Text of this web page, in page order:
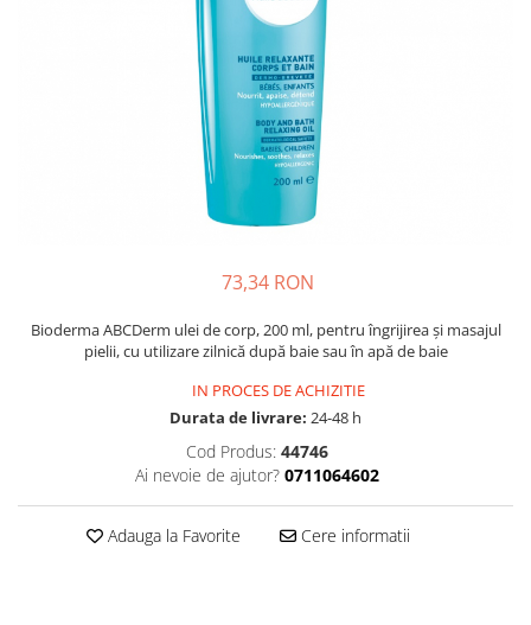
Probiotice si prebiotice
Supliment Calciu
Supliment Complexe
Supliment Vitamina B
Supliment Vitamina D3
Balsam masca si tratament
Produse cu SPF Pentru Fata
73,34 RON
Bioderma ABCDerm ulei de corp, 200 ml, pentru îngrijirea și masajul
pielii, cu utilizare zilnică după baie sau în apă de baie
IN PROCES DE ACHIZITIE
Durata de livrare: 24-48 h
Cod Produs: 44746
Ai nevoie de ajutor? 0711064602
Adauga la Favorite Cere informatii